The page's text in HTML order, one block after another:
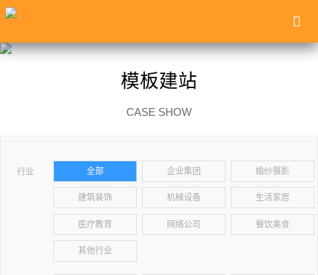
模板建站
CASE SHOW
行业 全部 企业集团 婚纱摄影
建筑装饰 机械设备 生活家居
医疗教育 网络公司 餐饮美食
其他行业